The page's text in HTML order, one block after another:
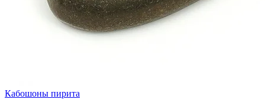
Кабошоны пирита